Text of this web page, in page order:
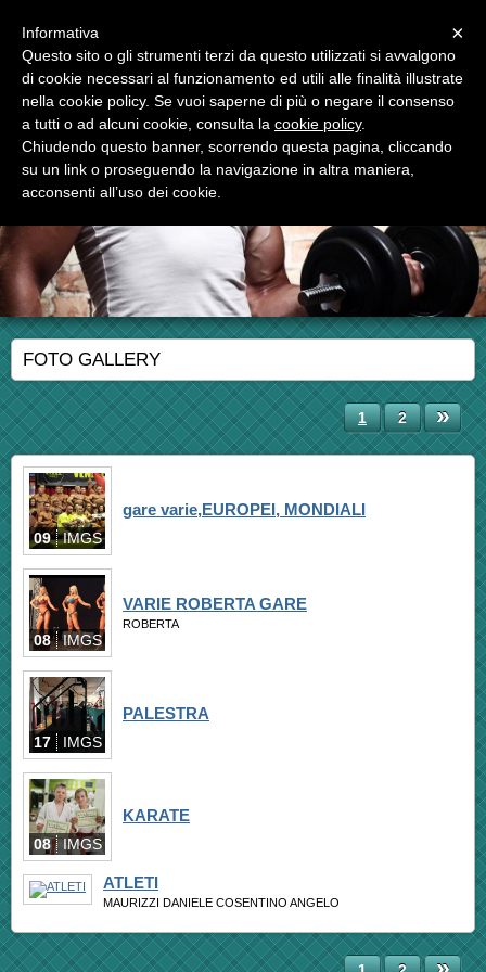
asd muscle house club
cultura fisica, fitness, preparazione indoor per tutti gli sport
FOTO GALLERY
1 2 »
09 IMGS
gare varie,EUROPEI, MONDIALI
08 IMGS
VARIE ROBERTA GARE
ROBERTA
17 IMGS
PALESTRA
08 IMGS
KARATE
00 IMG
ATLETI
MAURIZZI DANIELE COSENTINO ANGELO
×
Informativa
Questo sito o gli strumenti terzi da questo utilizzati si avvalgono
di cookie necessari al funzionamento ed utili alle finalità illustrate
nella cookie policy. Se vuoi saperne di più o negare il consenso
a tutti o ad alcuni cookie, consulta la cookie policy.
Chiudendo questo banner, scorrendo questa pagina, cliccando
su un link o proseguendo la navigazione in altra maniera,
acconsenti all’uso dei cookie.